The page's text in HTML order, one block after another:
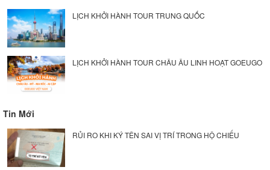
LỊCH KHỞI HÀNH TOUR TRUNG QUỐC
LỊCH KHỞI HÀNH TOUR CHÂU ÂU LINH HOẠT GOEUGO
Tin Mới
RỦI RO KHI KÝ TÊN SAI VỊ TRÍ TRONG HỘ CHIẾU